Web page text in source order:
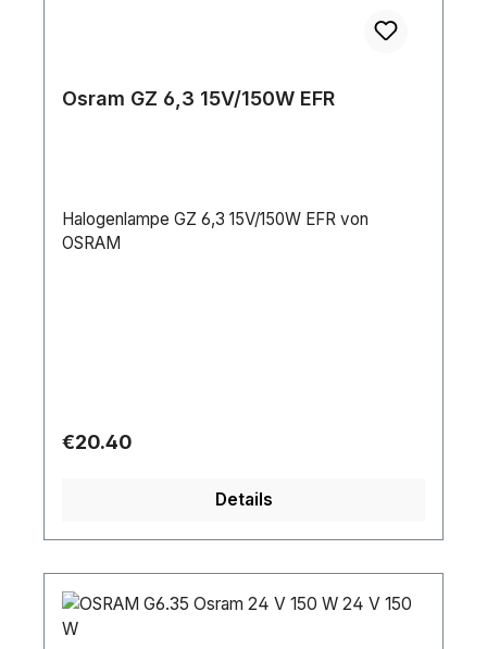
Osram GZ 6,3 15V/150W EFR
Halogenlampe GZ 6,3 15V/150W EFR von
OSRAM
Regular price:
€20.40
Details